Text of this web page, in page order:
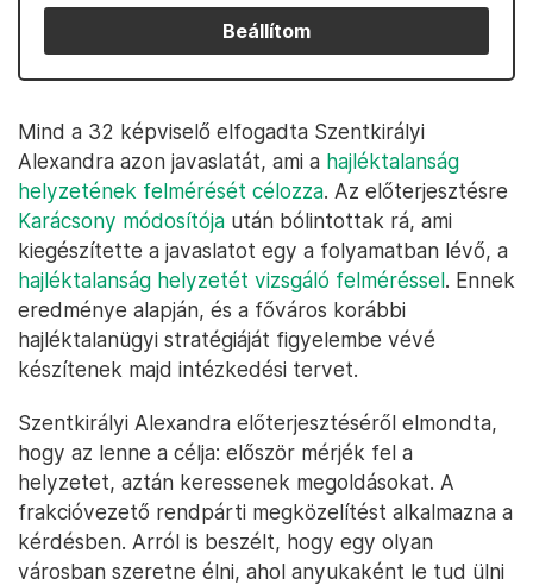
Beállítom
Mind a 32 képviselő elfogadta Szentkirályi
Alexandra azon javaslatát, ami a hajléktalanság
helyzetének felmérését célozza. Az előterjesztésre
Karácsony módosítója után bólintottak rá, ami
kiegészítette a javaslatot egy a folyamatban lévő, a
hajléktalanság helyzetét vizsgáló felméréssel. Ennek
eredménye alapján, és a főváros korábbi
hajléktalanügyi stratégiáját figyelembe vévé
készítenek majd intézkedési tervet.
Szentkirályi Alexandra előterjesztéséről elmondta,
hogy az lenne a célja: először mérjék fel a
helyzetet, aztán keressenek megoldásokat. A
frakcióvezető rendpárti megközelítést alkalmazna a
kérdésben. Arról is beszélt, hogy egy olyan
városban szeretne élni, ahol anyukaként le tud ülni